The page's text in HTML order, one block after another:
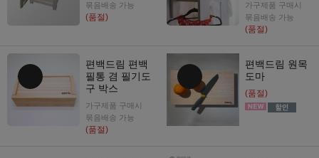
묶음배송 가능
(품절)
가구제품 구매시
묶음배송 가능
(품절)
편백드림 편백
필통 겸 필기도
구 박스
가구제품 구매시
묶음배송 가능
(품절)
편백드림 원목
도마
(품절)